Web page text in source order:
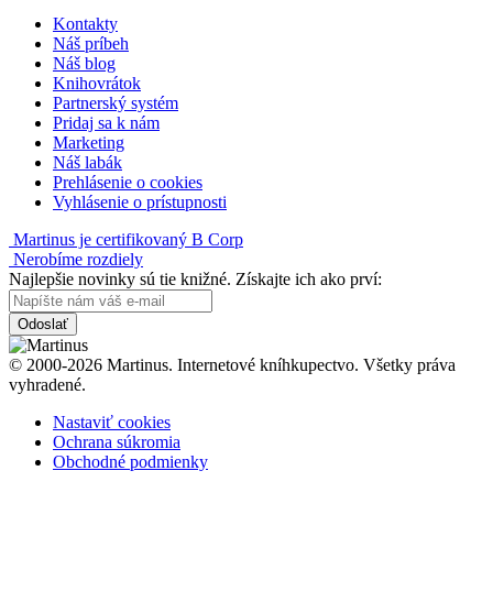
Kontakty
Náš príbeh
Náš blog
Knihovrátok
Partnerský systém
Pridaj sa k nám
Marketing
Náš labák
Prehlásenie o cookies
Vyhlásenie o prístupnosti
Martinus je certifikovaný B Corp
Nerobíme rozdiely
Najlepšie novinky sú tie knižné. Získajte ich ako prví:
Odoslať
© 2000-2026 Martinus. Internetové kníhkupectvo. Všetky práva
vyhradené.
Nastaviť cookies
Ochrana súkromia
Obchodné podmienky